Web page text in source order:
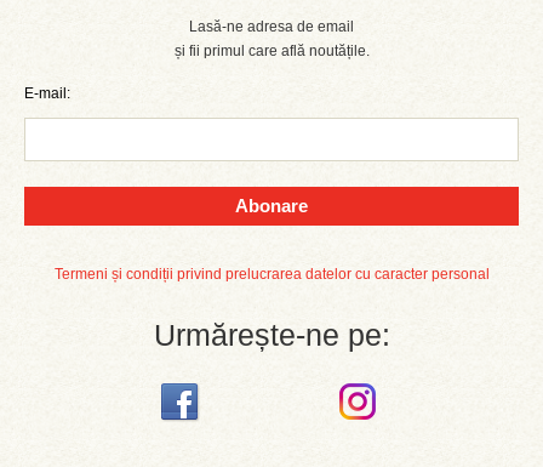
Lasă-ne adresa de email
și fii primul care află noutățile.
E-mail:
Abonare
Termeni și condiții privind prelucrarea datelor cu caracter personal
Urmărește-ne pe: